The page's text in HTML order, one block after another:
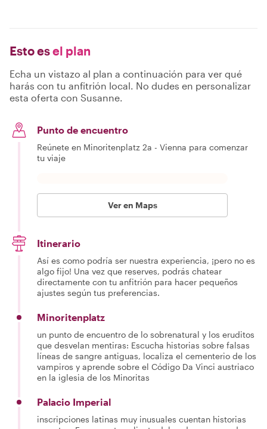
Esto esel plan
Echa un vistazo al plan a continuación para ver qué
harás con tu anfitrión local. No dudes en personalizar
esta oferta con Susanne.
Punto de encuentro
Reúnete en Minoritenplatz 2a - Vienna para comenzar
tu viaje
Ver en Maps
Itinerario
Así es como podría ser nuestra experiencia, ¡pero no es
algo fijo! Una vez que reserves, podrás chatear
directamente con tu anfitrión para hacer pequeños
ajustes según tus preferencias.
Minoritenplatz
un punto de encuentro de lo sobrenatural y los eruditos
que desvelan mentiras: Escucha historias sobre falsas
líneas de sangre antiguas, localiza el cementerio de los
vampiros y aprende sobre el Código Da Vinci austriaco
en la iglesia de los Minoritas
Palacio Imperial
inscripciones latinas muy inusuales cuentan historias